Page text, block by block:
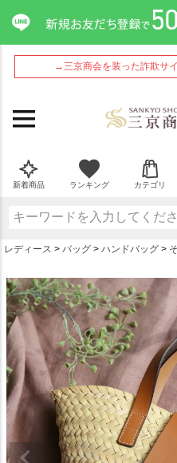
→三京商会を装った詐欺サ
新着商品 ランキング カテゴリ
レディース バッグ ハンドバッグ